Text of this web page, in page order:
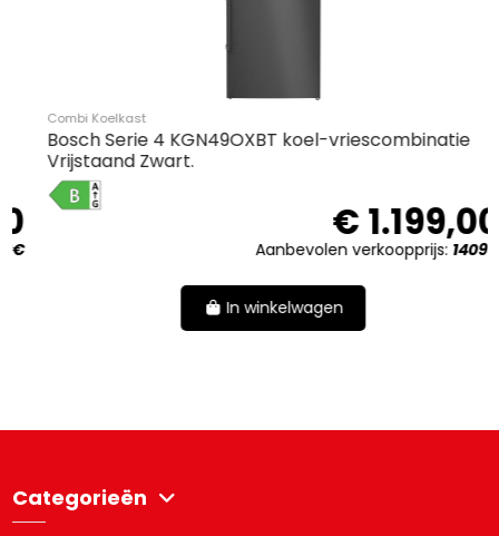
Combi Koelkast
Bosch Serie 4 KGN49OXBT koel-vriescombinatie
Vrijstaand Zwart.
€ 1.199,00
Aanbevolen verkoopprijs:1409€
In winkelwagen
Categorieën